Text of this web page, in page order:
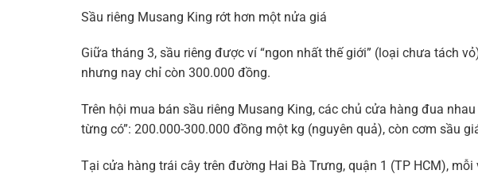
Sầu riêng Musang King rớt hơn một nửa giá
Giữa tháng 3, sầu riêng được ví “ngon nhất thế giới” (loại chưa tách
nhưng nay chỉ còn 300.000 đồng.
Trên hội mua bán sầu riêng Musang King, các chủ cửa hàng đua
từng có”: 200.000-300.000 đồng một kg (nguyên quả), còn cơm sầu
Tại cửa hàng trái cây trên đường Hai Bà Trưng, quận 1 (TP HCM),